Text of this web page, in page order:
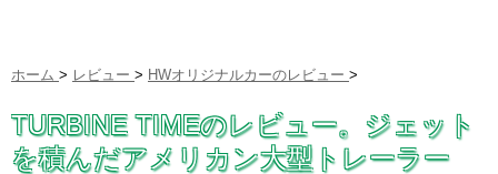
ホーム > レビュー > HWオリジナルカーのレビュー >
TURBINE TIMEのレビュー。ジェット
を積んだアメリカン大型トレーラー